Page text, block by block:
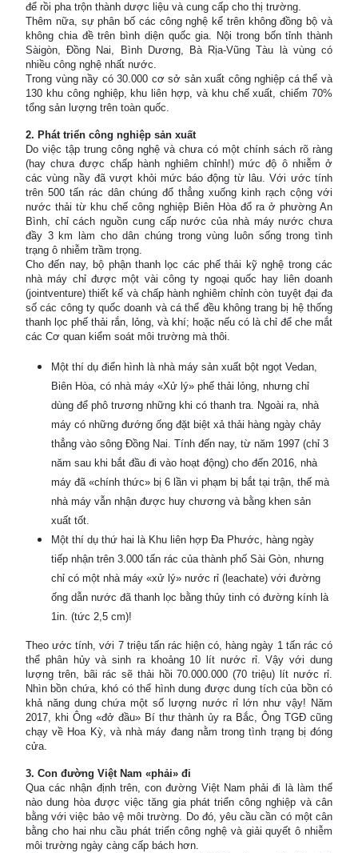
để rồi pha trộn thành dược liệu và cung cấp cho thị trường.
Thêm nữa, sự phân bố các công nghệ kể trên không đồng bộ và
không chia đề trên bình diện quốc gia. Nội trong bốn tỉnh thành
Sàigòn, Đồng Nai, Bình Dương, Bà Rịa-Vũng Tàu là vùng có
nhiều công nghệ nhất nước.
Trong vùng nầy có 30.000 cơ sở sản xuất công nghiệp cá thể và
130 khu công nghiệp, khu liên hợp, và khu chế xuất, chiếm 70%
tổng sản lượng trên toàn quốc.
2. Phát triển công nghiệp sản xuất
Do việc tập trung công nghệ và chưa có một chính sách rõ ràng
(hay chưa được chấp hành nghiêm chỉnh!) mức độ ô nhiễm ở
các vùng nầy đã vượt khỏi mức báo động từ lâu. Với ước tính
trên 500 tấn rác dân chúng đổ thẳng xuống kinh rạch cộng với
nước thải từ khu chế công nghiệp Biên Hòa đổ ra ở phường An
Bình, chỉ cách nguồn cung cấp nước của nhà máy nước chưa
đầy 3 km làm cho dân chúng trong vùng luôn sống trong tình
trạng ô nhiễm trầm trọng.
Cho đến nay, bộ phận thanh lọc các phế thải kỹ nghệ trong các
nhà máy chỉ được một vài công ty ngoại quốc hay liên doanh
(jointventure) thiết kế và chấp hành nghiêm chỉnh còn tuyệt đại đa
số các công ty quốc doanh và cá thể đều không trang bị hệ thống
thanh lọc phế thải rắn, lỏng, và khí; hoặc nếu có là chỉ để che mắt
các Cơ quan kiểm soát môi trường mà thôi.
Một thí dụ điển hình là nhà máy sản xuất bột ngọt Vedan,
Biên Hòa, có nhà máy «Xử lý» phế thải lỏng, nhưng chỉ
dùng để phô trương những khi có thanh tra. Ngoài ra, nhà
máy có những đướng ống đặt biệt xả thải hàng ngày chảy
thẳng vào sông Đồng Nai. Tính đến nay, từ năm 1997 (chỉ 3
năm sau khi bắt đầu đi vào hoạt động) cho đến 2016, nhà
máy đã «chính thức» bị 6 lần vi phạm bị bắt tại trận, thế mà
nhà máy vẫn nhận được huy chương và bằng khen sản
xuất tốt.
Một thí dụ thứ hai là Khu liên hợp Đa Phước, hàng ngày
tiếp nhận trên 3.000 tấn rác của thành phố Sài Gòn, nhưng
chỉ có một nhà máy «xử lý» nước rỉ (leachate) với đường
ống dẫn nước đã thanh lọc bằng thủy tinh có đường kính là
1in. (tức 2,5 cm)!
Theo ước tính, với 7 triệu tấn rác hiện có, hàng ngày 1 tấn rác có
thể phân hủy và sinh ra khoảng 10 lít nước rỉ. Vậy với dung
lượng trên, bãi rác sẽ thải hồi 70.000.000 (70 triệu) lít nước rỉ.
Nhìn bồn chứa, khó có thể hình dung được dung tích của bồn có
khả năng dung chứa một số lượng nước rỉ lớn như vậy! Năm
2017, khi Ông «đở đầu» Bí thư thành ủy ra Bắc, Ông TGĐ cũng
chạy về Hoa Kỳ, và nhà máy đang nằm trong tình trạng bị đóng
cửa.
3. Con đường Việt Nam «phải» đi
Qua các nhận định trên, con đường Việt Nam phải đi là làm thế
nào dung hòa được việc tăng gia phát triển công nghiệp và cân
bằng với việc bảo vệ môi trường. Do đó, yêu cầu cần có một cân
bằng cho hai nhu cầu phát triển công nghệ và giải quyết ô nhiễm
môi trường ngày càng cấp bách hơn.